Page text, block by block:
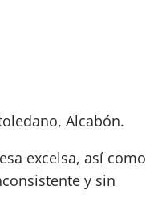
Alcabón.
excelsa, así como
y sin